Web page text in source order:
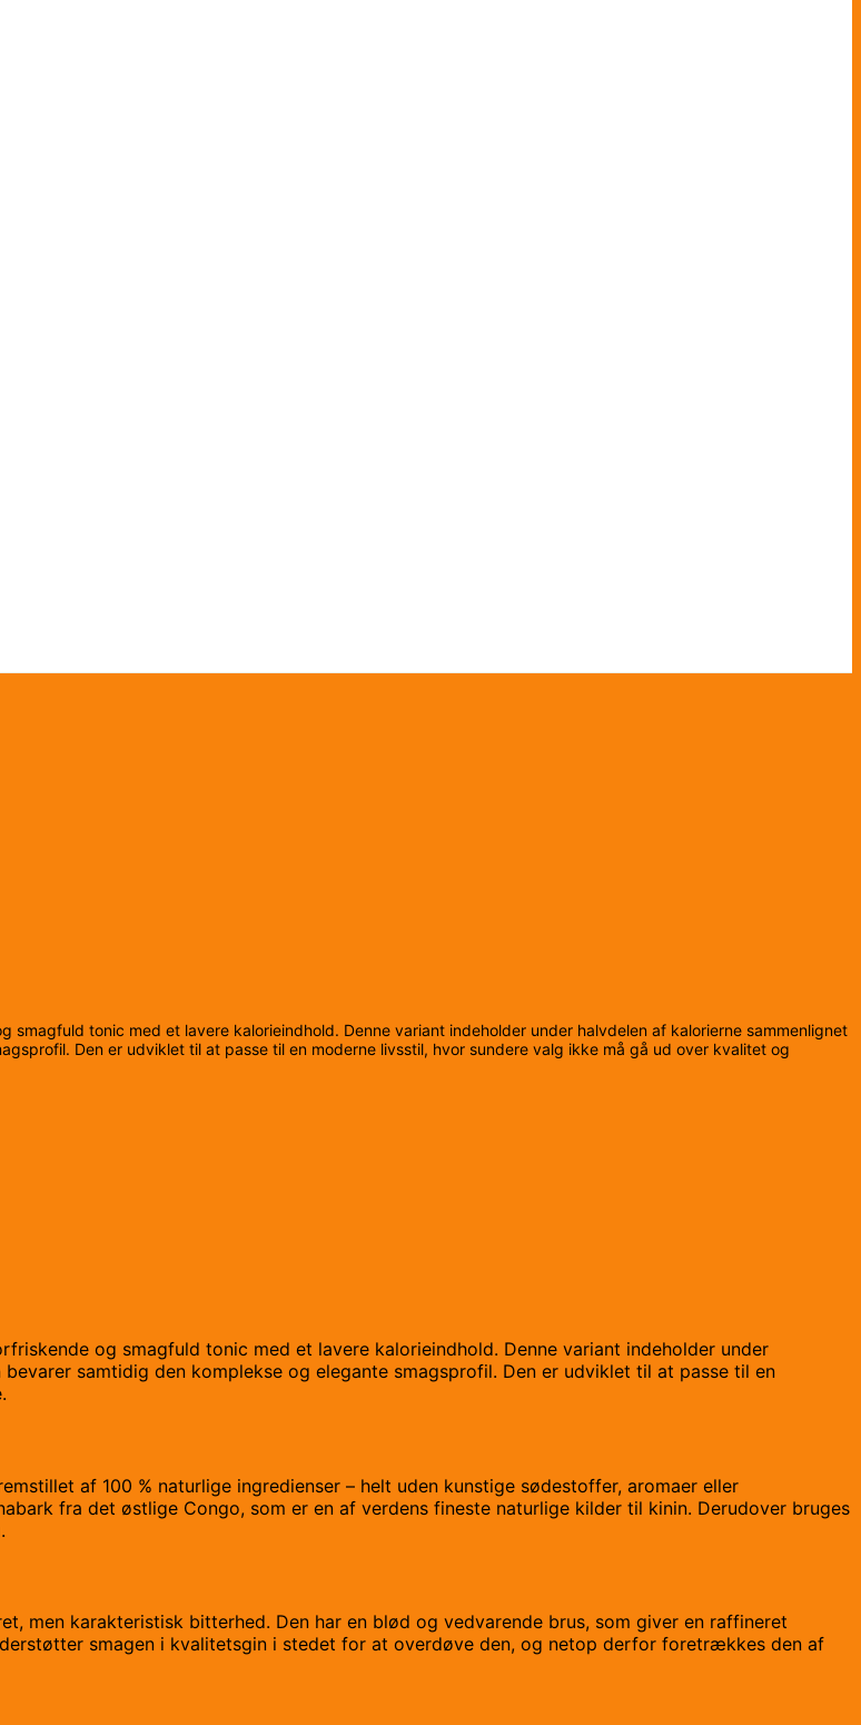
tonic med et lavere kalorieindhold. Denne variant indeholder under halvdelen af kalorierne sammenlignet
Den er udviklet til at passe til en moderne livsstil, hvor sundere valg ikke må gå ud over kvalitet og
og smagfuld tonic med et lavere kalorieindhold. Denne variant indeholder under
samtidig den komplekse og elegante smagsprofil. Den er udviklet til at passe til en
af 100 % naturlige ingredienser – helt uden kunstige sødestoffer, aromaer eller
fra det østlige Congo, som er en af verdens fineste naturlige kilder til kinin. Derudover bruges
men karakteristisk bitterhed. Den har en blød og vedvarende brus, som giver en raffineret
smagen i kvalitetsgin i stedet for at overdøve den, og netop derfor foretrækkes den af